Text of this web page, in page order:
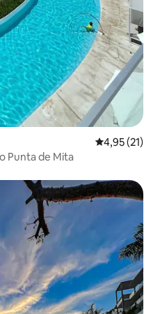
4,95 av 5 i
4,95 (21)
Punta de Mita